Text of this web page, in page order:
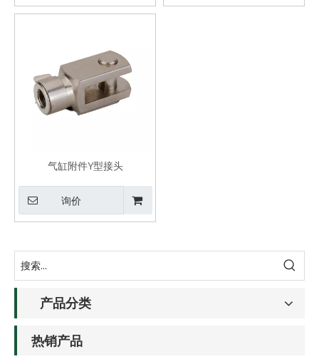
气缸附件Y型接头
询价
产品分类
热销产品